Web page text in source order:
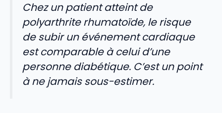
Chez un patient atteint de
polyarthrite rhumatoïde, le risque
de subir un événement cardiaque
est comparable à celui d’une
personne diabétique. C’est un point
à ne jamais sous-estimer.